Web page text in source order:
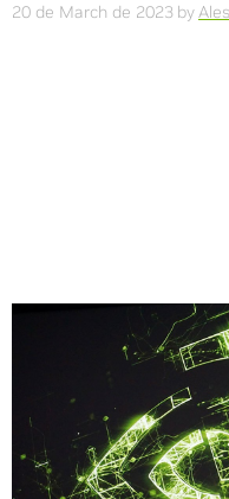
20 de March de 2023 by